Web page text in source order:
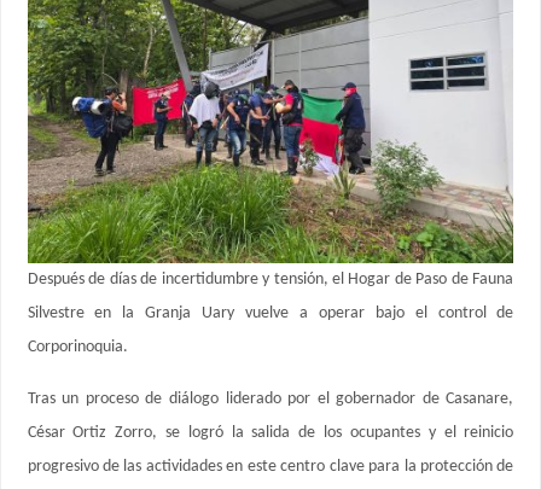
Después de días de incertidumbre y tensión, el Hogar de Paso de Fauna
Silvestre en la Granja Uary vuelve a operar bajo el control de
Corporinoquia.
Tras un proceso de diálogo liderado por el gobernador de Casanare,
César Ortiz Zorro, se logró la salida de los ocupantes y el reinicio
progresivo de las actividades en este centro clave para la protección de